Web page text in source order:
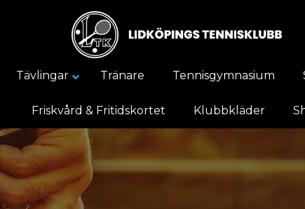
Tävlingar Tränare Tennisgymnasium
Friskvård & Fritidskortet Klubbkläder